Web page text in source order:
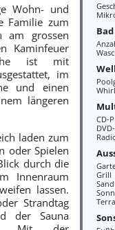
Bad
CD-
Grill
Wohn- und
Familie zum
am grossen
Kaminfeuer
ist mit
im
und einen
längeren
laden zum
oder Spielen
durch die
Innenraum
lassen.
Strandtag
der Sauna